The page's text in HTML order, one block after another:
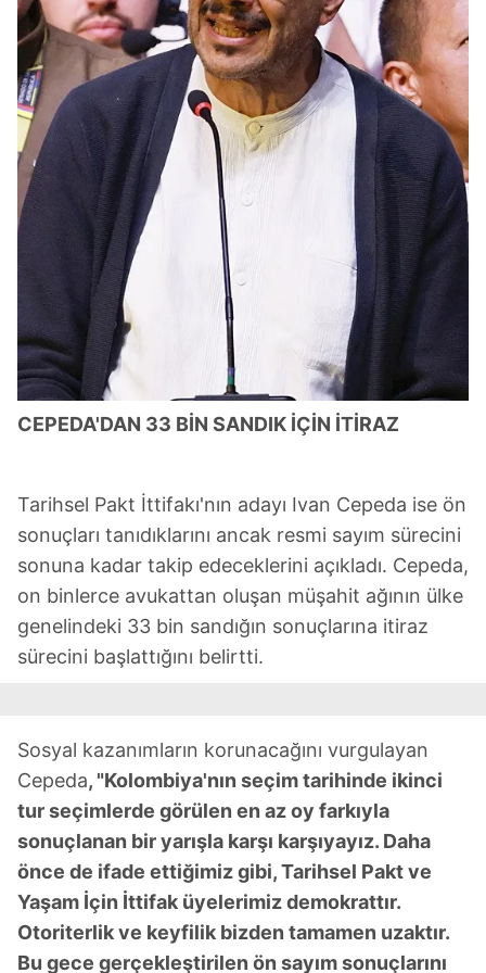
için Ayarlar butonuna tıklayabilir,Çerez Bilgilendirme
Metnimiziziyaret edebilirsiniz.
6698 sayılı Kişisel Verilerin Korunması Kanunu uyarınca
hazırlanmış Aydınlatma Metnimizi okumak ve sitemizde
ilgili mevzuata uygun olarak kullanılan çerezlerle ilgili bilgi
almak için lütfen
tıklayınız.
CEPEDA'DAN 33 BİN SANDIK İÇİN İTİRAZ
Tarihsel Pakt İttifakı'nın adayı Ivan Cepeda ise ön
sonuçları tanıdıklarını ancak resmi sayım sürecini
sonuna kadar takip edeceklerini açıkladı. Cepeda,
on binlerce avukattan oluşan müşahit ağının ülke
genelindeki 33 bin sandığın sonuçlarına itiraz
sürecini başlattığını belirtti.
Sosyal kazanımların korunacağını vurgulayan
Cepeda, "Kolombiya'nın seçim tarihinde ikinci
tur seçimlerde görülen en az oy farkıyla
sonuçlanan bir yarışla karşı karşıyayız. Daha
önce de ifade ettiğimiz gibi, Tarihsel Pakt ve
Yaşam İçin İttifak üyelerimiz demokrattır.
Otoriterlik ve keyfilik bizden tamamen uzaktır.
Bu gece gerçekleştirilen ön sayım sonuçlarını